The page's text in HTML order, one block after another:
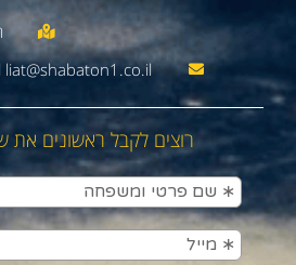
רוצים לקבל ראשונים את